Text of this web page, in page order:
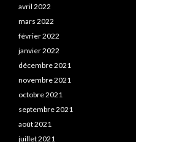
avril 2022
mars 2022
février 2022
janvier 2022
décembre 2021
novembre 2021
octobre 2021
septembre 2021
août 2021
juillet 2021